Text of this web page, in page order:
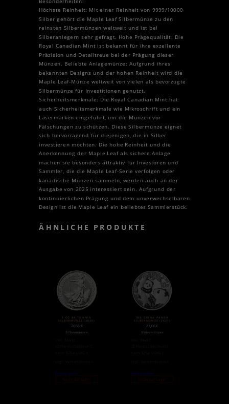
Höchste Reinheit: Mit einer Reinheit von 9999/10000
Silber gehört die Maple Leaf Silbermünze zu den
reinsten Silbermünzen weltweit und ist bei
Silberanlegern sehr gefragt. Hohe Prägequalität: Die
Royal Canadian Mint ist bekannt für ihre exzellente
Präzision und Detailtreue bei der Prägung dieser
Münzen. Beliebte Anlagemünze: Aufgrund ihres
bekannten Designs und der hohen Reinheit wird die
Maple Leaf-Münze weltweit von vielen als bevorzugte
Silbermünze für Investitionen genutzt.
Sicherheitsmerkmale: Die Royal Canadian Mint hat
auch Sicherheitsmerkmale wie Mikroschrift und ein
Lasermarken eingeführt, um die Münzen vor
Fälschungen zu schützen. Diese Silbermünze eignet
sich hervorragend für diejenigen, die in Silber
investieren möchten. Die hohe Reinheit und die
Anerkennung der Maple Leaf als sichere Anlage
machen sie besonders attraktiv für Investoren und
Sammler, die die Maple Leaf-Serie verfolgen oder
kanadische Münzen sammeln, werden auch an der
Ausgabe von 2025 interessiert sein. Aufgrund der
kontinuierlichen Prägung und dem unverwechselbaren
Design ist die Maple Leaf ein beliebtes Sammlerstück.
ÄHNLICHE PRODUKTE
1 OZ BRITANNIA
SILBERMÜNZE (2020)
26,66 €
Silbermünzen
Weiterlesen
Nicht auf Lager
30G CHINA PANDA
SILBERMÜNZE (2021)
27,06€
Silbermünzen
Weiterlesen
Nicht auf Lager